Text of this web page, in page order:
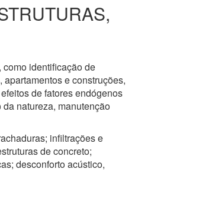
identificação de
e construções,
de fatores endógenos
natureza, manutenção
infiltrações e
de concreto;
desconforto acústico,